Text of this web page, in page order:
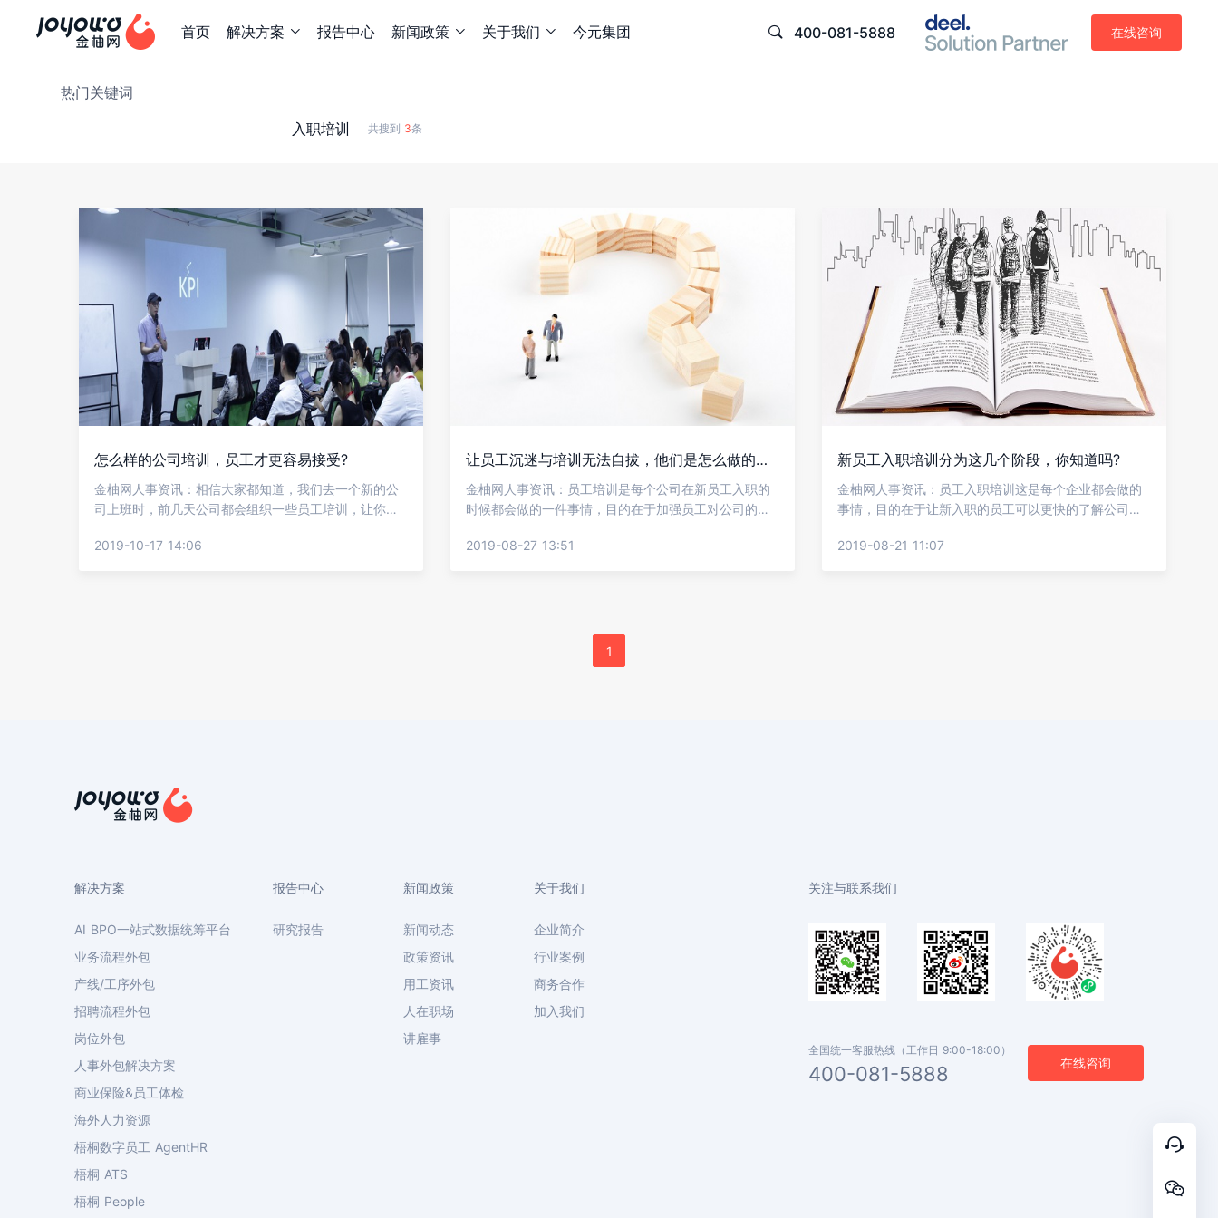


首页 解决方案  报告中心 新闻政策  关于我们  今元集团  400-081-5888 在线咨询
热门关键词
入职培训
共搜到 3条
怎么样的公司培训，员工才更容易接受?
金柚网人事资讯：相信大家都知道，我们去一个新的公
司上班时，前几天公司都会组织一些员工培训，让你可
的HR在招聘人才进公司后，用人部门就要求员工要尽快
2019-10-17 14:06
让员工沉迷与培训无法自拔，他们是怎么做的到?
金柚网人事资讯：员工培训是每个公司在新员工入职的
时候都会做的一件事情，目的在于加强员工对公司的认
来的效果确实差强人意，很多公司在HR培训结束后，并
2019-08-27 13:51
新员工入职培训分为这几个阶段，你知道吗?
金柚网人事资讯：员工入职培训这是每个企业都会做的
事情，目的在于让新入职的员工可以更快的了解公司的
企业对于新员工的培养，往往都是只注重前15天，导致
2019-08-21 11:07
1
解决方案
AI BPO一站式数据统筹平台
业务流程外包
产线/工序外包
招聘流程外包
岗位外包
人事外包解决方案
商业保险&员工体检
海外人力资源
梧桐数字员工 AgentHR
梧桐 ATS
梧桐 People
报告中心
研究报告
新闻政策
新闻动态
政策资讯
用工资讯
人在职场
讲雇事
关于我们
企业简介
行业案例
商务合作
加入我们
关注与联系我们
全国统一客服热线（工作日 9:00-18:00）
400-081-5888 在线咨询